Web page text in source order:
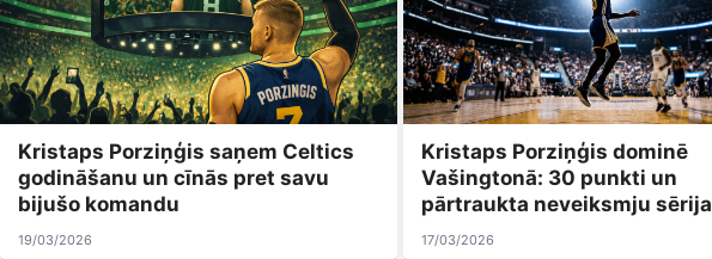
Kristaps Porziņģis saņem Celtics
godināšanu un cīnās pret savu
bijušo komandu
19/03/2026
Kristaps Porziņģis dominē
Vašingtonā: 30 punkti un
pārtraukta neveiksmju sērija
17/03/2026